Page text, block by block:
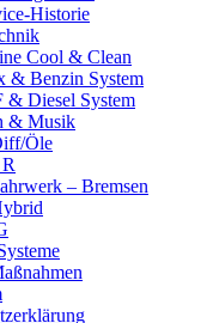
Historie
Cool & Clean
& Benzin System
& Diesel System
& Musik
Öle
– Bremsen